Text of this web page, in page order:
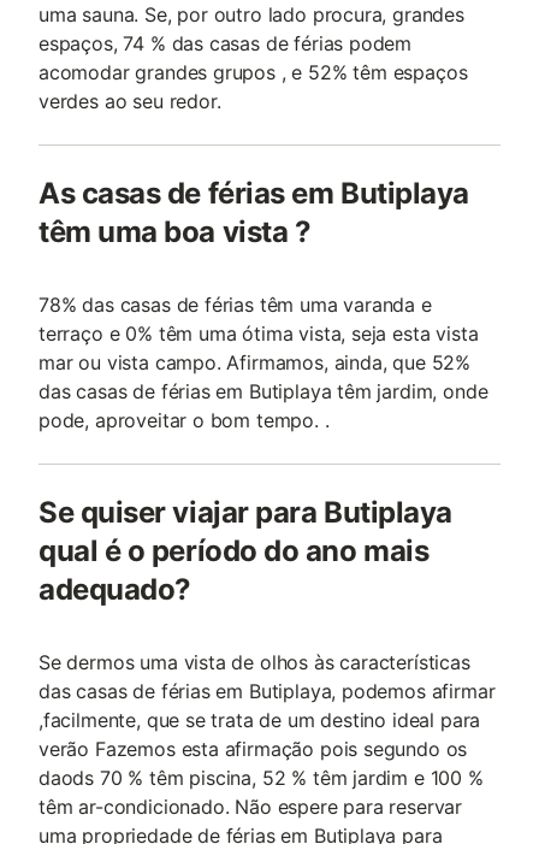
uma sauna. Se, por outro lado procura, grandes
espaços, 74 % das casas de férias podem
acomodar grandes grupos , e 52% têm espaços
verdes ao seu redor.
As casas de férias em Butiplaya
têm uma boa vista ?
78% das casas de férias têm uma varanda e
terraço e 0% têm uma ótima vista, seja esta vista
mar ou vista campo. Afirmamos, ainda, que 52%
das casas de férias em Butiplaya têm jardim, onde
pode, aproveitar o bom tempo. .
Se quiser viajar para Butiplaya
qual é o período do ano mais
adequado?
Se dermos uma vista de olhos às características
das casas de férias em Butiplaya, podemos afirmar
,facilmente, que se trata de um destino ideal para
verão Fazemos esta afirmação pois segundo os
daods 70 % têm piscina, 52 % têm jardim e 100 %
têm ar-condicionado. Não espere para reservar
uma propriedade de férias em Butiplaya para